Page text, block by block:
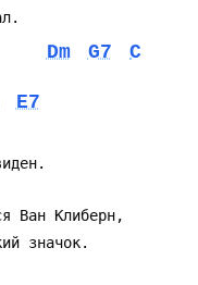
Dm G7 C
E7